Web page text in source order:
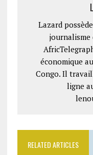
Lazard
journalisme
économique
Congo. Il
ligne
RELATED ARTICLES